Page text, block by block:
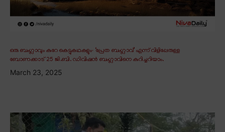
ഒരു ബംഗ്ലാവും കുറേ കെട്ടുകഥകളും∙ ‘പ്രേത ബംഗ്ലാവ്’ എന്ന് വിളിപ്പേരുള്ള
ബോണക്കാട് 25 ജി.ബി. ഡിവിഷൻ ബംഗ്ലാവിനെ കുറിച്ചറിയാം.
March 23, 2025